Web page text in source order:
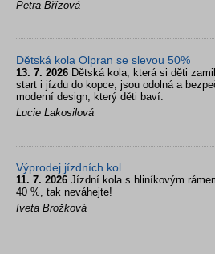
Petra Břízová
Dětská kola Olpran se slevou 50%
13. 7. 2026 Dětská kola, která si děti
start i jízdu do kopce, jsou odolná a
moderní design, který děti baví.
Lucie Lakosilová
Výprodej jízdních kol
11. 7. 2026 Jízdní kola s hliníkovým
40 %, tak neváhejte!
Iveta Brožková